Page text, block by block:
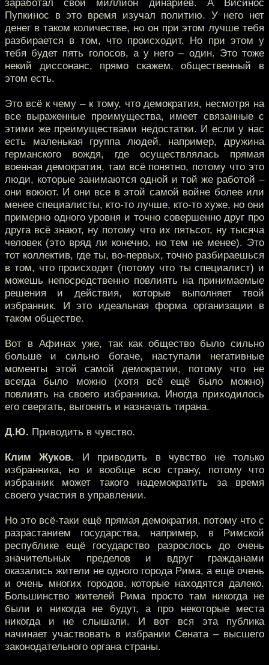
заработал свой миллион динариев. А Висинос
Пупкинос в это время изучал политию. У него нет
денег в таком количестве, но он при этом лучше тебя
разбирается в том, что происходит. Но при этом у
тебя будет пять голосов, а у него – один. Это тоже
некий диссонанс, прямо скажем, общественный в
этом есть.
Это всё к чему – к тому, что демократия, несмотря на
все выраженные преимущества, имеет связанные с
этими же преимуществами недостатки. И если у нас
есть маленькая группа людей, например, дружина
германского вождя, где осуществлялась прямая
военная демократия, там всё понятно, потому что это
люди, которые занимаются одной и той же работой –
они воюют. И они все в этой самой войне более или
менее специалисты, кто-то лучше, кто-то хуже, но они
примерно одного уровня и точно совершенно друг про
друга всё знают, ну потому что их пятьсот, ну тысяча
человек (это вряд ли конечно, но тем не менее). Это
тот коллектив, где ты, во-первых, точно разбираешься
в том, что происходит (потому что ты специалист) и
можешь непосредственно повлиять на принимаемые
решения и действия, которые выполняет твой
избранник. И это идеальная форма организации в
таком обществе.
Вот в Афинах уже, так как общество было сильно
больше и сильно богаче, наступали негативные
моменты этой самой демократии, потому что не
всегда было можно (хотя всё ещё было можно)
повлиять на своего избранника. Иногда приходилось
его свергать, выгонять и назначать тирана.
Д.Ю. Приводить в чувство.
Клим Жуков. И приводить в чувство не только
избранника, но и вообще всю страну, потому что
избранник может такого надемократить за время
своего участия в управлении.
Но это всё-таки ещё прямая демократия, потому что с
разрастанием государства, например, в Римской
республике ещё государство разрослось до очень
значительных пределов и вдруг гражданами
оказались жители не одного города Рима, а ещё очень
и очень многих городов, которые находятся далеко.
Большинство жителей Рима просто там никогда не
были и никогда не будут, а про некоторые места
никогда и не слышали. И вот вся эта публика
начинает участвовать в избрании Сената – высшего
законодательного органа страны.